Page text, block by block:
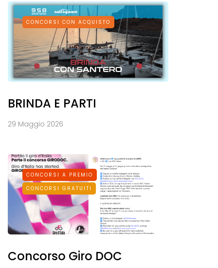
CONCORSI CON ACQUISTO
BRINDA E PARTI
29 Maggio 2026
CONCORSI A PREMIO
CONCORSI GRATUITI
Concorso Giro DOC